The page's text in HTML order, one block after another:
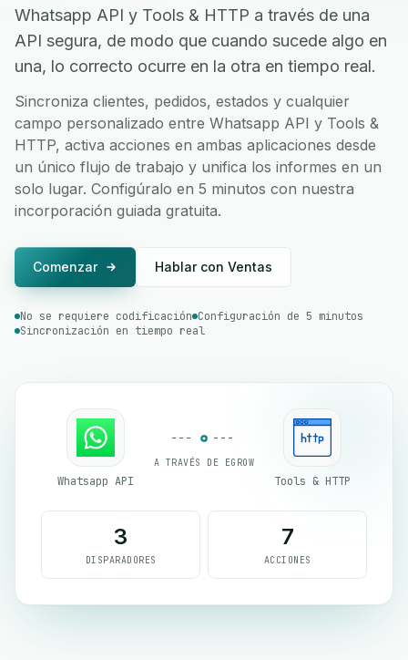
Whatsapp API y Tools & HTTP a través de una
API segura, de modo que cuando sucede algo en
una, lo correcto ocurre en la otra en tiempo real.
Sincroniza clientes, pedidos, estados y cualquier
campo personalizado entre Whatsapp API y Tools &
HTTP, activa acciones en ambas aplicaciones desde
un único flujo de trabajo y unifica los informes en un
solo lugar. Configúralo en 5 minutos con nuestra
incorporación guiada gratuita.
Comenzar Hablar con Ventas
No se requiere codificación Configuración de 5 minutos
Sincronización en tiempo real
Whatsapp API
A TRAVÉS DE EGROW
Tools & HTTP
3
DISPARADORES
7
ACCIONES